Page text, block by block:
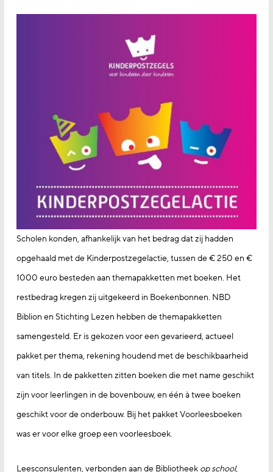
Scholen konden, afhankelijk van het bedrag dat zij hadden
opgehaald met de Kinderpostzegelactie, tussen de € 250 en €
1000 euro besteden aan themapakketten met boeken. Het
restbedrag kregen zij uitgekeerd in Boekenbonnen. NBD
Biblion en Stichting Lezen hebben de themapakketten
samengesteld. Er is gekozen voor een gevarieerd, actueel
pakket per thema, rekening houdend met de beschikbaarheid
van titels. In de pakketten zitten boeken die met name geschikt
zijn voor leerlingen in de bovenbouw, en één à twee boeken
geschikt voor de onderbouw. Bij het pakket Voorleesboeken
was er voor elke groep een voorleesboek.
Leesconsulenten, verbonden aan de Bibliotheek op school,